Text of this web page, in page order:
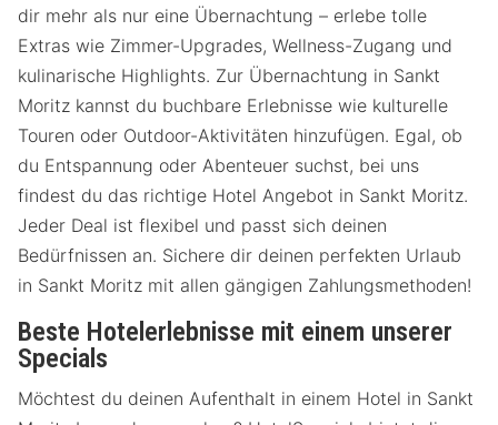
dir mehr als nur eine Übernachtung – erlebe tolle
Extras wie Zimmer-Upgrades, Wellness-Zugang und
kulinarische Highlights. Zur Übernachtung in Sankt
Moritz kannst du buchbare Erlebnisse wie kulturelle
Touren oder Outdoor-Aktivitäten hinzufügen. Egal, ob
du Entspannung oder Abenteuer suchst, bei uns
findest du das richtige Hotel Angebot in Sankt Moritz.
Jeder Deal ist flexibel und passt sich deinen
Bedürfnissen an. Sichere dir deinen perfekten Urlaub
in Sankt Moritz mit allen gängigen Zahlungsmethoden!
Beste Hotelerlebnisse mit einem unserer
Specials
Möchtest du deinen Aufenthalt in einem Hotel in Sankt